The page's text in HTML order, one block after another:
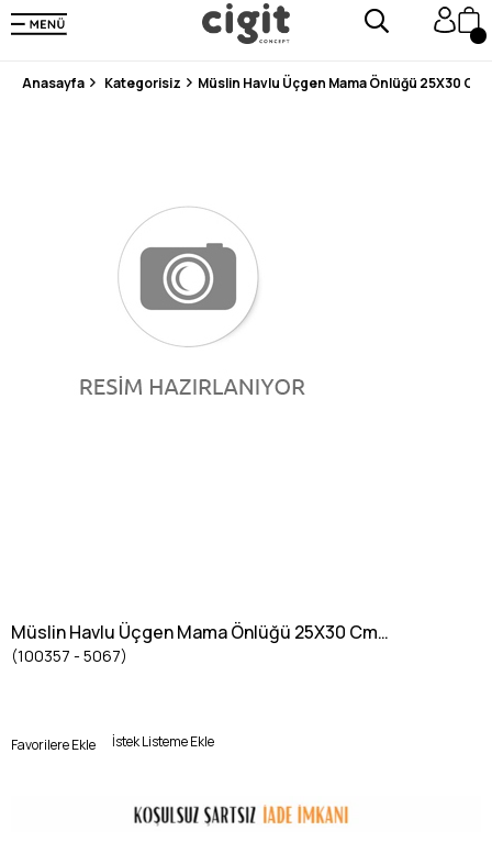
250.000'DEN FAZLA DEĞERLENDİRMEDE 5 ÜZERİNDEN 4.8 PUAN ALDI ⭐⭐⭐⭐⭐
3 MİLYONDAN FAZLA MUTLU MÜŞTERİ ❤️ 10 MİLYON ÜRÜN
Anasayfa Kategorisiz Müslin Havlu Üçgen Mama Önlüğü 25X30 Cm
Müslin Havlu Üçgen Mama Önlüğü 25X30 Cm
RUST
(100357 - 5067)
Favorilere Ekle İstek Listeme Ekle